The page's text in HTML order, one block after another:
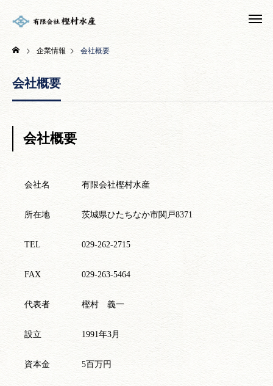
企業情報 会社概要
会社概要
会社概要
会社名 有限会社樫村水産
所在地 茨城県ひたちなか市関戸8371
TEL 029-262-2715
FAX 029-263-5464
代表者 樫村 義一
設立 1991年3月
資本金 5百万円